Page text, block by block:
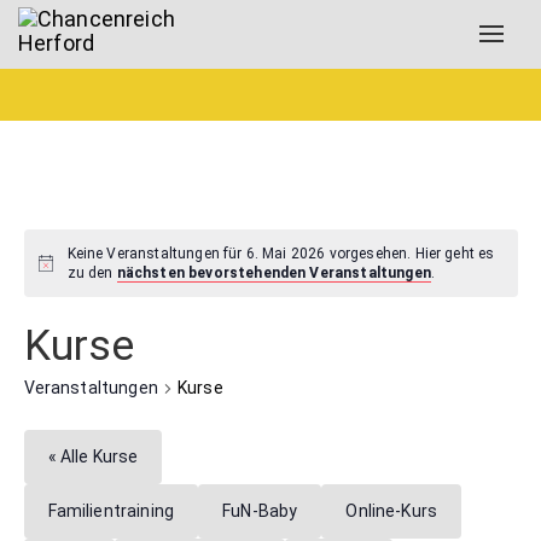
Keine Veranstaltungen für 6. Mai 2026 vorgesehen. Hier geht es
zu den nächsten bevorstehenden Veranstaltungen.
Kurse
Veranstaltungen Kurse
« Alle Kurse
Familientraining FuN-Baby Online-Kurs